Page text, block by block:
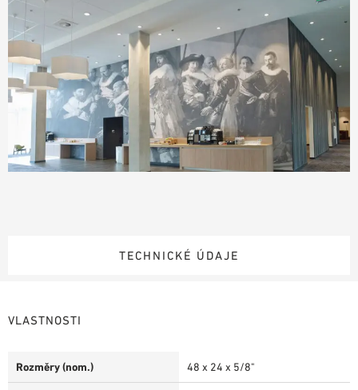
TECHNICKÉ ÚDAJE
VLASTNOSTI
Rozměry (nom.) 48 x 24 x 5/8"